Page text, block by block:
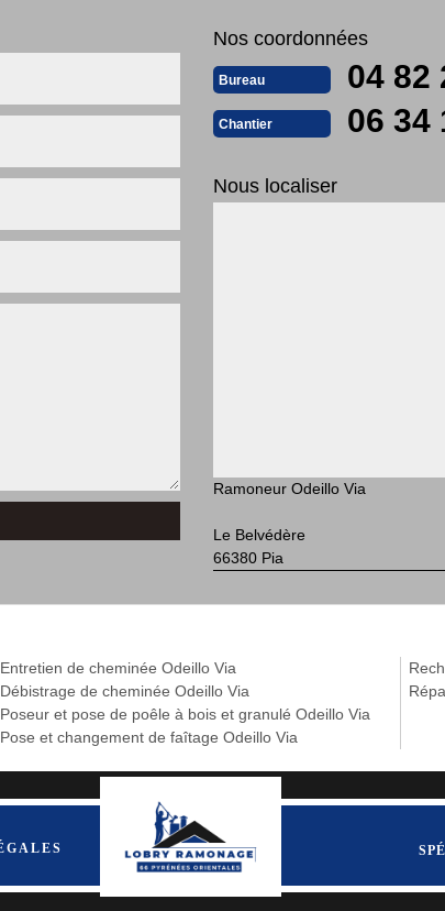
Nos coordonnées
Bureau 04 82
Chantier 06 34
Nous localiser
Ramoneur Odeillo Via
Le Belvédère
66380 Pia
Entretien de cheminée Odeillo Via
Débistrage de cheminée Odeillo Via
Poseur et pose de poêle à bois et granulé Odeillo Via
Pose et changement de faîtage Odeillo Via